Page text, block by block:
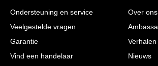
Ondersteuning en service
Veelgestelde vragen
Garantie
Vind een handelaar
Over ons
Verhalen
Nieuws